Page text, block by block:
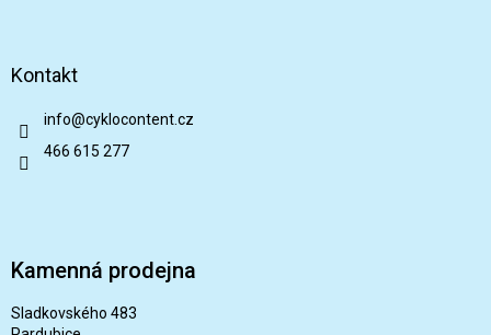
Kontakt
info@cyklocontent.cz
466 615 277
Kamenná prodejna
Sladkovského 483